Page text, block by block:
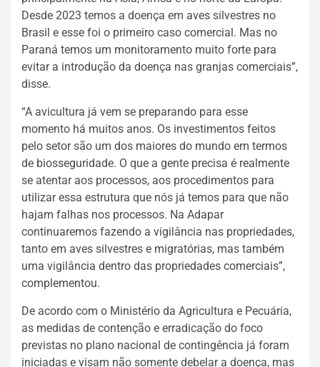
Desde 2023 temos a doença em aves silvestres no
Brasil e esse foi o primeiro caso comercial. Mas no
Paraná temos um monitoramento muito forte para
evitar a introdução da doença nas granjas comerciais”,
disse.
“A avicultura já vem se preparando para esse
momento há muitos anos. Os investimentos feitos
pelo setor são um dos maiores do mundo em termos
de biosseguridade. O que a gente precisa é realmente
se atentar aos processos, aos procedimentos para
utilizar essa estrutura que nós já temos para que não
hajam falhas nos processos. Na Adapar
continuaremos fazendo a vigilância nas propriedades,
tanto em aves silvestres e migratórias, mas também
uma vigilância dentro das propriedades comerciais”,
complementou.
De acordo com o Ministério da Agricultura e Pecuária,
as medidas de contenção e erradicação do foco
previstas no plano nacional de contingência já foram
iniciadas e visam não somente debelar a doença, mas